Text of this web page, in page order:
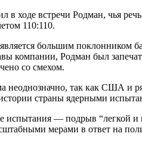
в ходе встречи Родман, чья
110:110.
большим поклонником
компании, Родман был
со смехом.
неоднозначно, так как США и
страны ядерными
— подрыв “легкой
мерами в ответ на